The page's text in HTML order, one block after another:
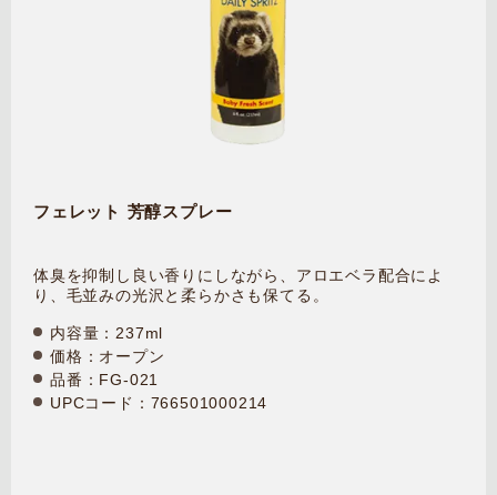
フェレット 芳醇スプレー
体臭を抑制し良い香りにしながら、アロエベラ配合によ
り、毛並みの光沢と柔らかさも保てる。
内容量：237ml
価格：オープン
品番：FG-021
UPCコード：766501000214